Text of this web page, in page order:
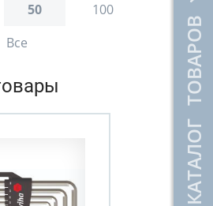
КАТАЛОГ ТОВАРОВ
50
100
Все